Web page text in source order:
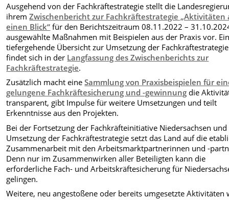
Ausgehend von der Fachkräftestrategie stellt die
ihremZwischenbericht zur Fachkräftestrategie „Aktivitäten
einen Blick“ für den Berichtszeitraum 08.11.2022 –
ausgewählte Maßnahmen mit Beispielen aus der Praxis vor.
tiefergehende Übersicht zur Umsetzung der Fachkräftestrategie
findet sich in der Langfassung des Zwischenberichts zur
Fachkräftestrategie.
Zusätzlich macht eineSammlung von Praxisbeispielen für
gelungene Fachkräftesicherung und -gewinnung die
transparent, gibt Impulse für weitere Umsetzungen und teilt
Erkenntnisse aus den Projekten.
Bei der Fortsetzung der Fachkräfteinitiative Niedersachsen
Umsetzung der Fachkräftestrategie setzt das Land auf die
Zusammenarbeit mit den Arbeitsmarktpartnerinnen und -
Denn nur im Zusammenwirken aller Beteiligten kann die
erforderliche Fach- und Arbeitskräftesicherung für
gelingen.
Weitere, neu angestoßene oder bereits umgesetzte Aktivitäten